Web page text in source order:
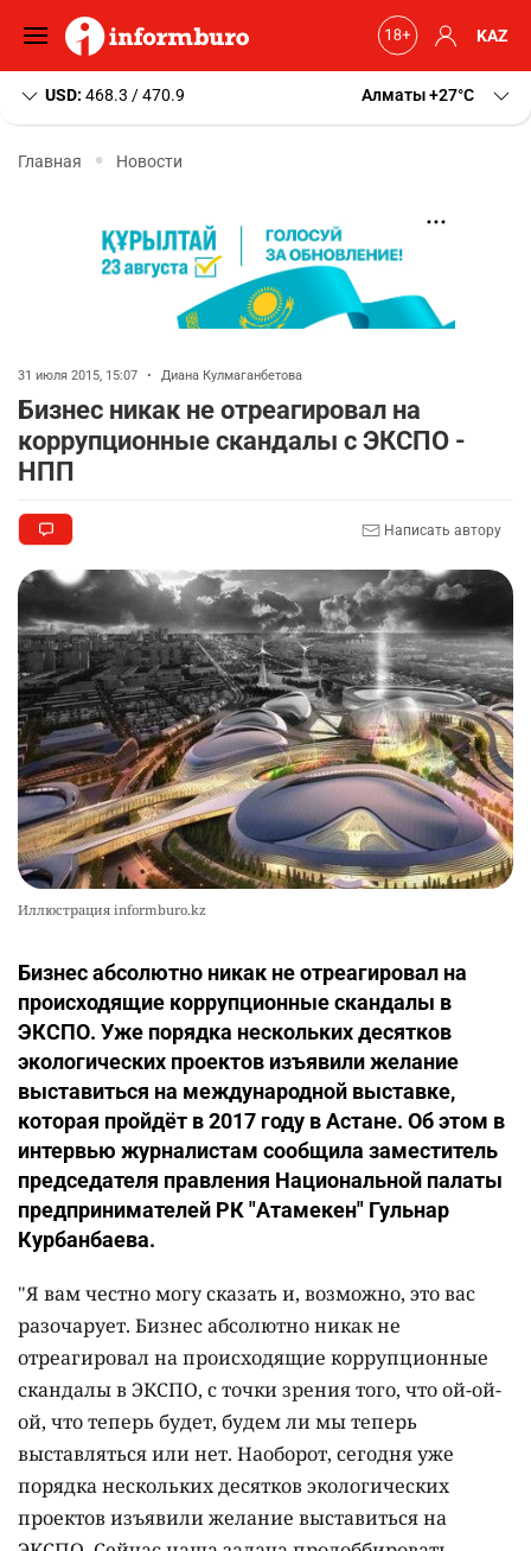
KAZ
USD: 468.3 / 470.9 Алматы+27 C
Главная Новости
31 июля 2015, 15:07 • Диана Кулмаганбетова
Бизнес никак не отреагировал на
коррупционные скандалы с ЭКСПО -
НПП
Написать автору
Иллюстрация informburo.kz
Бизнес абсолютно никак не отреагировал на
происходящие коррупционные скандалы в
ЭКСПО. Уже порядка нескольких десятков
экологических проектов изъявили желание
выставиться на международной выставке,
которая пройдёт в 2017 году в Астане. Об этом в
интервью журналистам сообщила заместитель
председателя правления Национальной палаты
предпринимателей РК "Атамекен" Гульнар
Курбанбаева.
"Я вам честно могу сказать и, возможно, это вас
разочарует. Бизнес абсолютно никак не
отреагировал на происходящие коррупционные
скандалы в ЭКСПО, с точки зрения того, что ой-ой-
ой, что теперь будет, будем ли мы теперь
выставляться или нет. Наоборот, сегодня уже
порядка нескольких десятков экологических
проектов изъявили желание выставиться на